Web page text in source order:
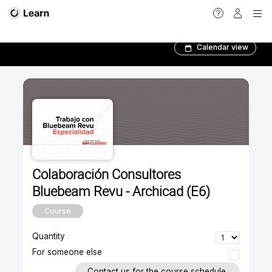
Calendar view
Colaboración Consultores
Bluebeam Revu - Archicad (E6)
Course
Quantity
For someone else